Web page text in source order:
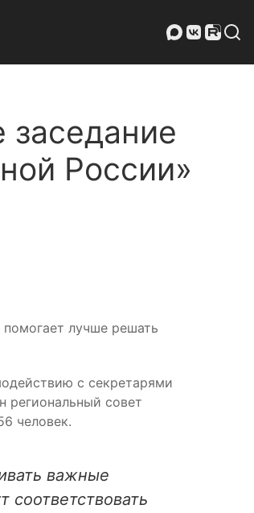
заседание
России»
лучше решать
с секретарями
региональный совет
человек.
важные